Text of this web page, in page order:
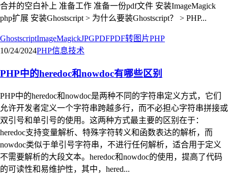
合并的空白补上 准备工作 准备一份pdf文件 安装ImageMagick
php扩展 安装Ghostscript > 为什么要装Ghostscript？ > PHP...
GhostscriptImageMagickJPGPDFPDF转图片PHP
10/24/2024PHP信息技术
PHP中的heredoc和nowdoc有哪些区别
PHP中的heredoc和nowdoc是两种不同的字符串定义方式，它们
允许开发者定义一个字符串跨越多行，而不必担心字符串拼接或
双引号和单引号的使用。这两种方式最主要的区别在于：
heredoc支持变量解析、特殊字符转义和函数表达的解析，而
nowdoc类似于单引号字符串，不进行任何解析，适合用于定义
不需要解析的大段文本。heredoc和nowdoc的使用，提高了代码
的可读性和易维护性，其中，hered...